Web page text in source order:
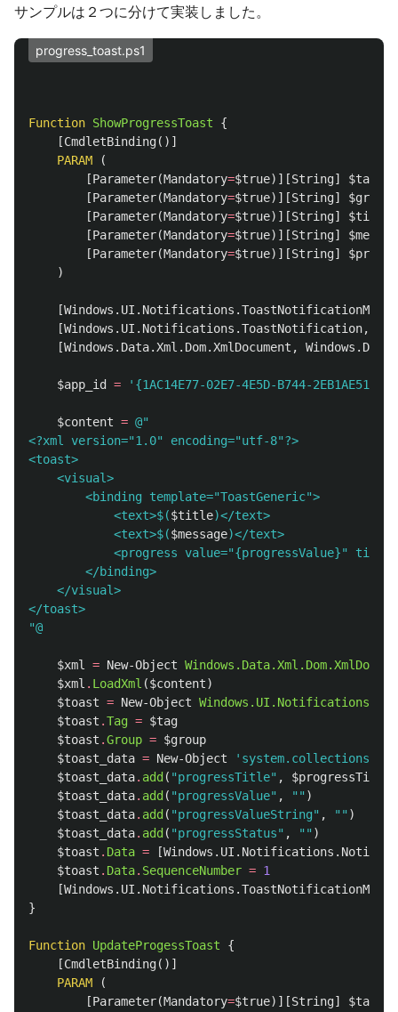
サンプルは２つに分けて実装しました。
progress_toast.ps1
Function ShowProgressToast
{
[CmdletBinding()]
PARAM
(
[Parameter(Mandatory=$true)][String] $tag
[Parameter(Mandatory=$true)][String] $group
[Parameter(Mandatory=$true)][String] $title
[Parameter(Mandatory=$true)][String]
[Parameter(Mandatory=$true)][String]
)
[
[Windows.UI.Notifications.ToastNotification,
[Windows.Data.Xml.Dom.XmlDocument ,
$app_id = '{1AC14E77-02E7-4E5D-B744-
$content = @"
<?xml version="1.0" encoding="utf-8"?>
<toast>
    <visual>
        <binding template="ToastGeneric">
            <text>
$($title)</text>
            <text>
$($message)</text>
<progress value="{progressValue}"
        </binding>
    </visual>
</toast>
"@
$xml = New-Object
$xml . LoadXml ($content)
$toast = New-Object
$toast .Tag = $tag
$toast .Group = $group
$toast_data = New-Object
$toast_data. add ( "progressTitle" , $progressTitle
$toast_data. add ( "progressValue" , "" )
$toast_data. add ( "progressValueString" , "" )
$toast_data. add ( "progressStatus" , "" )
$toast . Data = [
$toast . Data. SequenceNumber = 1
[
}
Function UpdateProgessToast
{
[CmdletBinding()]
PARAM
(
[Parameter(Mandatory=$true)][String] $tag